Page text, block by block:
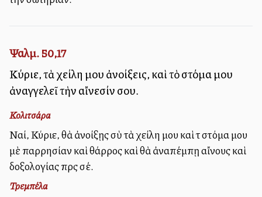
Ψαλμ. 50,17
Κύριε, τὰ χείλη μου ἀνοίξεις, καὶ τὸ στόμα μου
ἀναγγελεῖ τὴν αἴνεσίν σου.
Κολιτσάρα
Ναί, Κύριε, θὰ ἀνοίξῃς σὺ τὰ χείλη μου καὶ τὸ στόμα μου
μὲ παρρησίαν καὶ θάρρος καὶ θὰ ἀναπέμπῃ αἴνους καὶ
δοξολογίας πρὸς σέ.
Τρεμπέλα